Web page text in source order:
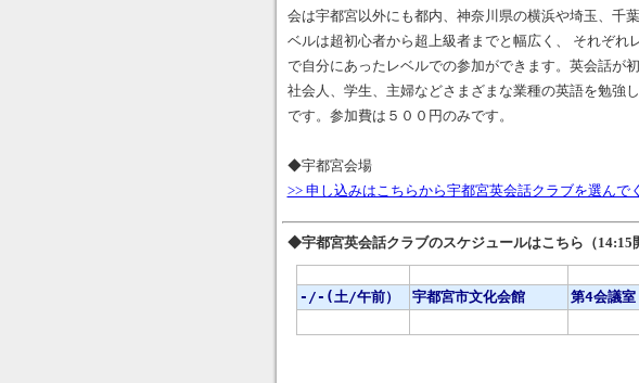
会は宇都宮以外にも都内、神奈川県の横浜や埼玉、千
ベルは超初心者から超上級者までと幅広く、 それぞれ
で自分にあったレベルでの参加ができます。英会話が
社会人、学生、主婦などさまざまな業種の英語を勉強
です。参加費は５００円のみです。
◆宇都宮会場
>> 申し込みはこちらから宇都宮英会話クラブを選んで
◆宇都宮英会話クラブのスケジュールはこちら（14:15